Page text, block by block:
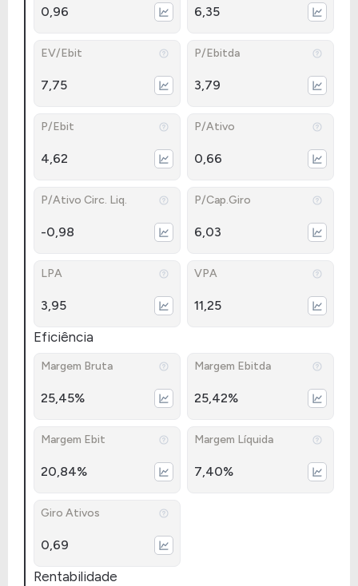
0,96 6,35
EV/Ebit
7,75
P/Ebitda
3,79
P/Ebit
4,62
P/Ativo
0,66
P/Ativo Circ. Liq.
-0,98
P/Cap.Giro
6,03
LPA
3,95
VPA
11,25
Eficiência
Margem Bruta
25,45%
Margem Ebitda
25,42%
Margem Ebit
20,84%
Margem Líquida
7,40%
Giro Ativos
0,69
Rentabilidade